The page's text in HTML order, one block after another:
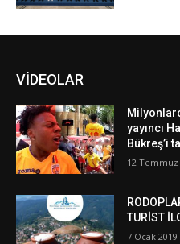
VİDEOLAR
yayıncı
Bükreş’i
12 Temmuz
TURİST
7 Ocak 2019